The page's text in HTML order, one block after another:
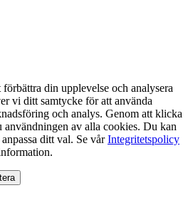
din upplevelse och analysera
vi ditt samtycke för att använda
och analys. Genom att klicka
användningen av alla cookies. Du kan
ditt val. Se vårIntegritetspolicy